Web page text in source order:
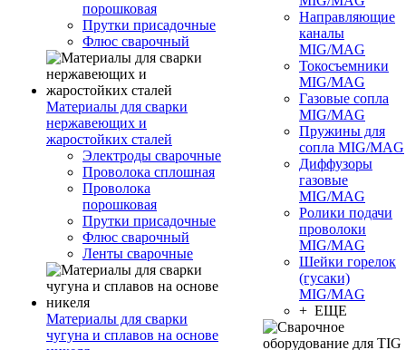
порошковая
Прутки присадочные
Флюс сварочный
Материалы для сварки
нержавеющих и
жаростойких сталей
Электроды сварочные
Проволока сплошная
Проволока
порошковая
Прутки присадочные
Флюс сварочный
Ленты сварочные
Материалы для сварки
чугуна и сплавов на основе
Направляющие
каналы
MIG/MAG
Токосъемники
MIG/MAG
Газовые сопла
MIG/MAG
Пружины для
сопла MIG/MAG
Диффузоры
газовые
MIG/MAG
Ролики подачи
проволоки
MIG/MAG
Шейки горелок
(гусаки)
MIG/MAG
+ ЕЩЕ